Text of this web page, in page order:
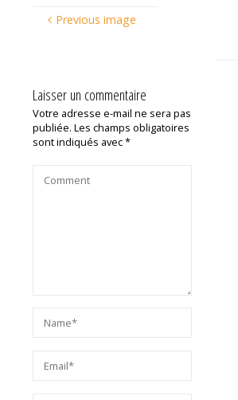
Previous image
Laisser un commentaire
Votre adresse e-mail ne sera pas
publiée. Les champs obligatoires
sont indiqués avec*